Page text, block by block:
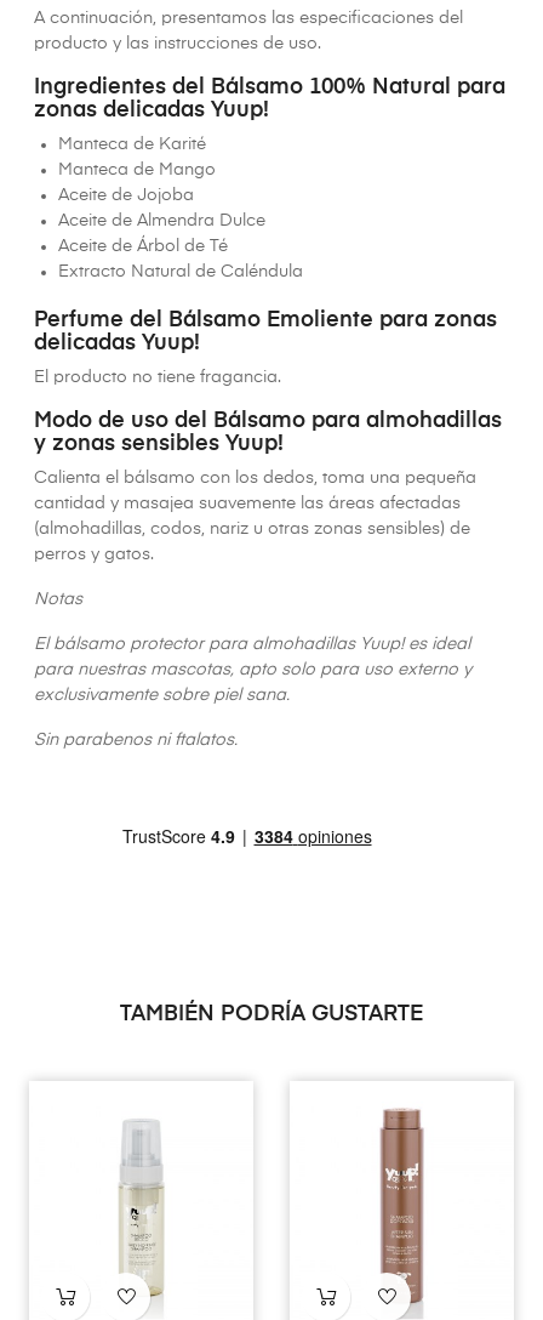
A continuación, presentamos las especificaciones del
producto y las instrucciones de uso.
Ingredientes del Bálsamo 100% Natural para
zonas delicadas Yuup!
Manteca de Karité
Manteca de Mango
Aceite de Jojoba
Aceite de Almendra Dulce
Aceite de Árbol de Té
Extracto Natural de Caléndula
Perfume del Bálsamo Emoliente para zonas
delicadas Yuup!
El producto no tiene fragancia.
Modo de uso del Bálsamo para almohadillas
y zonas sensibles Yuup!
Calienta el bálsamo con los dedos, toma una pequeña
cantidad y masajea suavemente las áreas afectadas
(almohadillas, codos, nariz u otras zonas sensibles) de
perros y gatos.
Notas
El bálsamo protector para almohadillas Yuup! es ideal
para nuestras mascotas, apto solo para uso externo y
exclusivamente sobre piel sana.
Sin parabenos ni ftalatos.
TAMBIÉN PODRÍA GUSTARTE